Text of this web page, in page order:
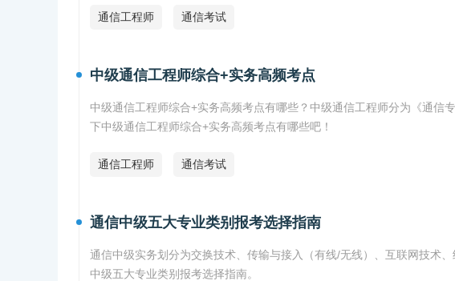
通信工程师 通信考试
中级通信工程师综合+实务高频考点
中级通信工程师综合+实务高频考点有哪些？中级通信工程师分为《通信
下中级通信工程师综合+实务高频考点有哪些吧！
通信工程师 通信考试
通信中级五大专业类别报考选择指南
通信中级实务划分为交换技术、传输与接入（有线/无线）、互联网技术
中级五大专业类别报考选择指南。